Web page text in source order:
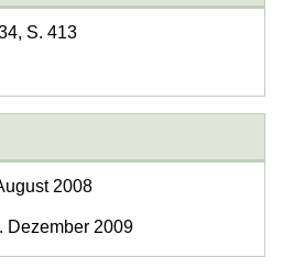
S. 413
2008
Dezember 2009